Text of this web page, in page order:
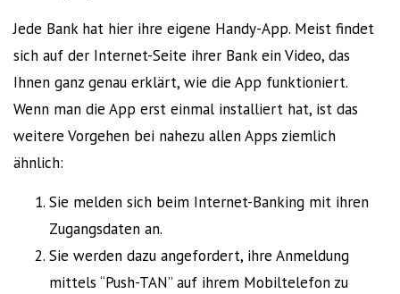
Jede Bank hat hier ihre eigene Handy-App. Meist findet
sich auf der Internet-Seite ihrer Bank ein Video, das
Ihnen ganz genau erklärt, wie die App funktioniert.
Wenn man die App erst einmal installiert hat, ist das
weitere Vorgehen bei nahezu allen Apps ziemlich
ähnlich:
Sie melden sich beim Internet-Banking mit ihren
Zugangsdaten an.
Sie werden dazu angefordert, ihre Anmeldung
mittels “Push-TAN” auf ihrem Mobiltelefon zu